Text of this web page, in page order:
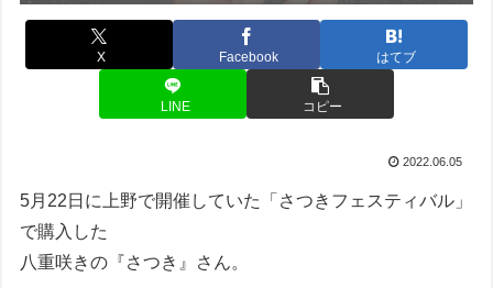
X Facebook はてブ
LINE コピー
2022.06.05
5月22日に上野で開催していた「さつきフェスティバル」
で購入した
八重咲きの『さつき』さん。